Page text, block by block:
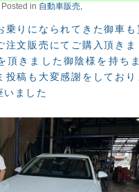
Posted in 自動車販売,
乗りになられてきた御車
注文販売にてご購入頂き
頂きました御陰様を持ち
投稿も大変感謝をしてお
いました